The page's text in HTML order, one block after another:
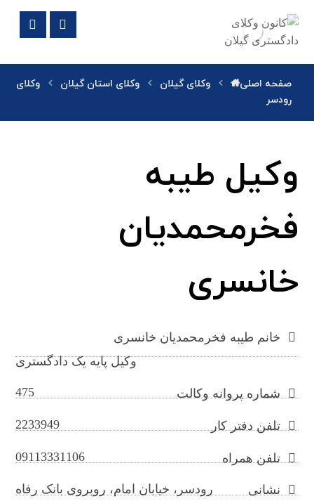
صفحه اصلی وکلای گیلان وکلای استان گیلان
وکلای
رودسر
وکیل طیبه
فخرمحمدیان
خانسری
خانم طیبه فخرمحمدیان خانسری
وکیل پایه یک دادگستری
شماره پروانه وکالت 475
تلفن دفتر کار 2233949
تلفن همراه 09113331106
نشانی رودسر، خیابان امام، روبروی بانک رفاه